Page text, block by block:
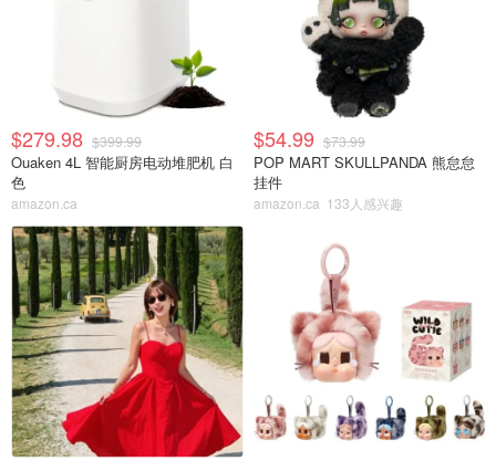
$279.98 $399.99
Ouaken 4L 智能厨房电动堆肥机 白
色
amazon.ca
$54.99 $73.99
POP MART SKULLPANDA 熊怠怠
挂件
amazon.ca 133人感兴趣